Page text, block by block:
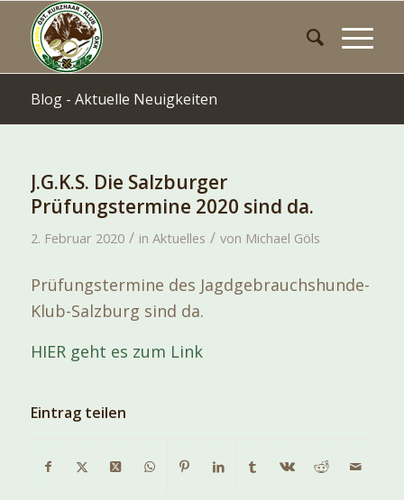
Blog - Aktuelle Neuigkeiten
J.G.K.S. Die Salzburger
Prüfungstermine 2020 sind da.
2. Februar 2020 / in Aktuelles / von Michael Göls
Prüfungstermine des Jagdgebrauchshunde-
Klub-Salzburg sind da.
HIER geht es zum Link
Eintrag teilen